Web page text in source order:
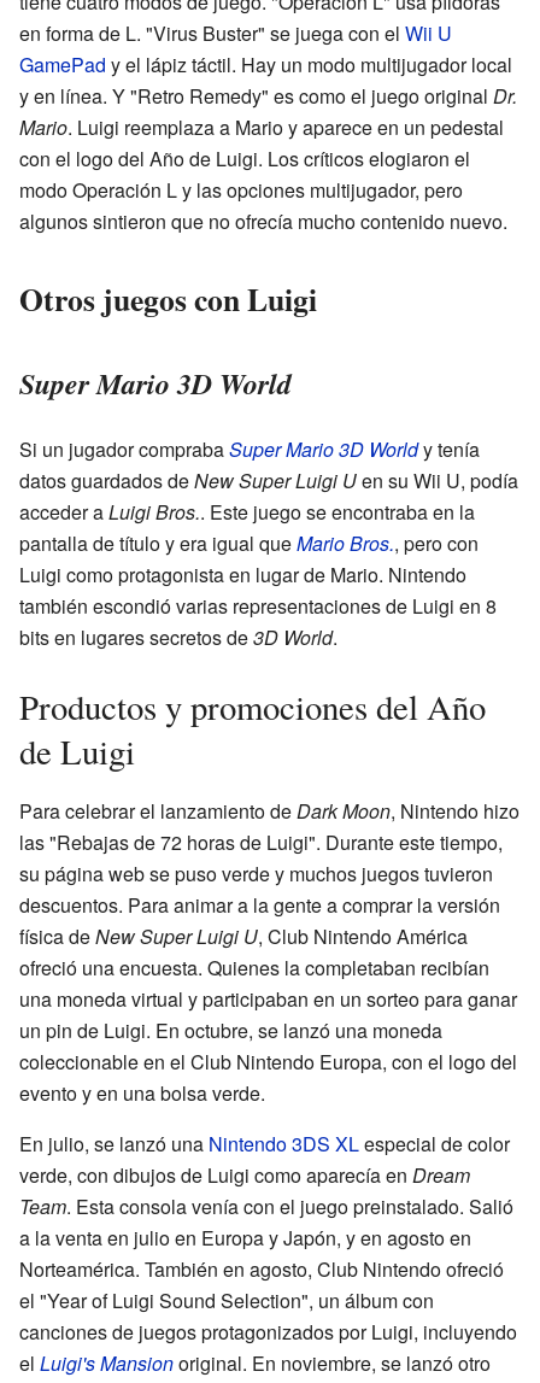
en forma de L. "Virus Buster" se juega con el Wii U
GamePad y el lápiz táctil. Hay un modo multijugador local
y en línea. Y "Retro Remedy" es como el juego original Dr.
Mario. Luigi reemplaza a Mario y aparece en un pedestal
con el logo del Año de Luigi. Los críticos elogiaron el
modo Operación L y las opciones multijugador, pero
algunos sintieron que no ofrecía mucho contenido nuevo.
Otros juegos con Luigi
Super Mario 3D World
Si un jugador comprabaSuper Mario 3D Worldy tenía
datos guardados deNew Super Luigi Uen su Wii U, podía
acceder aLuigi Bros.. Este juego se encontraba en la
pantalla de título y era igual queMario Bros., pero con
Luigi como protagonista en lugar de Mario. Nintendo
también escondió varias representaciones de Luigi en 8
bits en lugares secretos de3D World.
Productos y promociones del Año
de Luigi
Para celebrar el lanzamiento deDark Moon, Nintendo hizo
las "Rebajas de 72 horas de Luigi". Durante este tiempo,
su página web se puso verde y muchos juegos tuvieron
descuentos. Para animar a la gente a comprar la versión
física deNew Super Luigi U, Club Nintendo América
ofreció una encuesta. Quienes la completaban recibían
una moneda virtual y participaban en un sorteo para ganar
un pin de Luigi. En octubre, se lanzó una moneda
coleccionable en el Club Nintendo Europa, con el logo del
evento y en una bolsa verde.
En julio, se lanzó una Nintendo 3DS XLespecial de color
verde, con dibujos de Luigi como aparecía en Dream
Team. Esta consola venía con el juego preinstalado. Salió
a la venta en julio en Europa y Japón, y en agosto en
Norteamérica. También en agosto, Club Nintendo ofreció
el "Year of Luigi Sound Selection", un álbum con
canciones de juegos protagonizados por Luigi, incluyendo
el Luigi's Mansionoriginal. En noviembre, se lanzó otro